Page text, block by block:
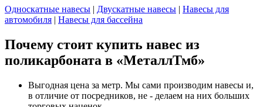
Односкатные навесы | Двускатные навесы | Навесы для
автомобиля | Навесы для бассейна
Почему стоит купить навес из
поликарбоната в «МеталлТмб»
Выгодная цена за метр. Мы сами производим навесы и,
в отличие от посредников, не - делаем на них больших